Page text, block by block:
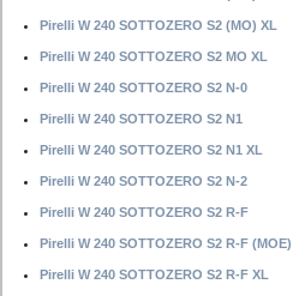
Pirelli W 240 SOTTOZERO S2 (MO) XL
Pirelli W 240 SOTTOZERO S2 MO XL
Pirelli W 240 SOTTOZERO S2 N-0
Pirelli W 240 SOTTOZERO S2 N1
Pirelli W 240 SOTTOZERO S2 N1 XL
Pirelli W 240 SOTTOZERO S2 N-2
Pirelli W 240 SOTTOZERO S2 R-F
Pirelli W 240 SOTTOZERO S2 R-F
Pirelli W 240 SOTTOZERO S2 R-F XL